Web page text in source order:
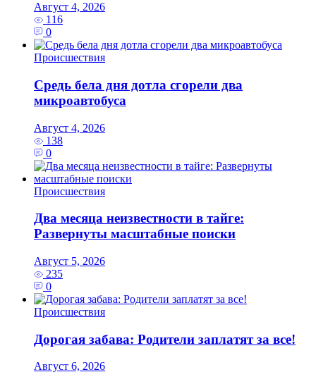
Август 4, 2026
116
0
Происшествия
Средь бела дня дотла сгорели два
микроавтобуса
Август 4, 2026
138
0
Происшествия
Два месяца неизвестности в тайге:
Развернуты масштабные поиски
Август 5, 2026
235
0
Происшествия
Дорогая забава: Родители заплатят за все!
Август 6, 2026